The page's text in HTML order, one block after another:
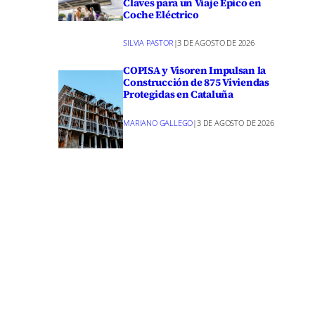
que
Claves para un Viaje Épico en
Coche Eléctrico
SILVIA PASTOR |3 DE AGOSTO DE 2026
COPISA y Visoren Impulsan la
Construcción de 875 Viviendas
Protegidas en Cataluña
MARIANO GALLEGO|3 DE AGOSTO DE 2026